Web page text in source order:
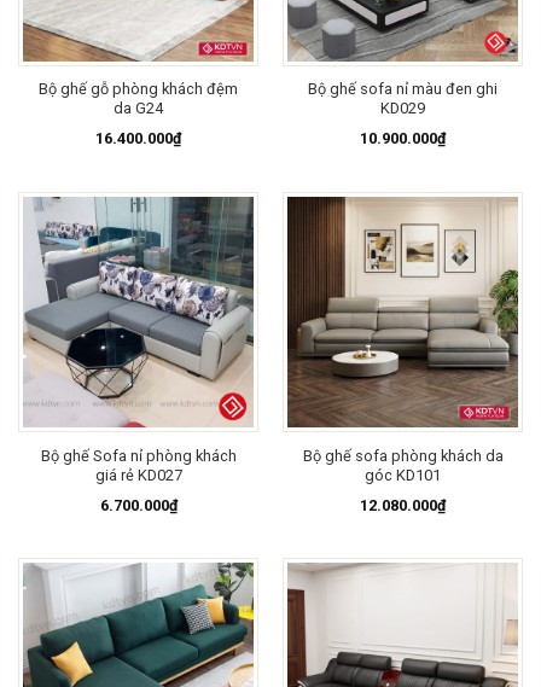
Bộ ghế gỗ phòng khách đệm
da G24
16.400.000₫
Bộ ghế sofa nỉ màu đen ghi
KD029
10.900.000₫
Bộ ghế Sofa nỉ phòng khách
giá rẻ KD027
6.700.000₫
Bộ ghế sofa phòng khách da
góc KD101
12.080.000₫